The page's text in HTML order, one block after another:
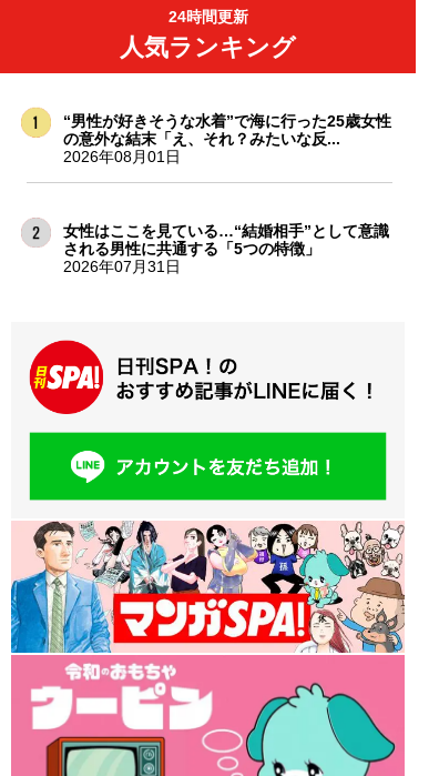
24時間更新
人気ランキング
“男性が好きそうな水着”で海に行った25歳女性
の意外な結末「え、それ？みたいな反...
2026年08月01日
女性はここを見ている…“結婚相手”として意識
される男性に共通する「5つの特徴」
2026年07月31日